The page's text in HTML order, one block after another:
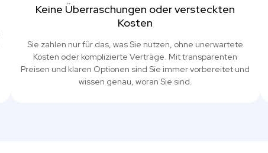
Keine Überraschungen oder versteckten
Kosten
Sie zahlen nur für das, was Sie nutzen, ohne unerwartete
Kosten oder komplizierte Verträge. Mit transparenten
Preisen und klaren Optionen sind Sie immer vorbereitet und
wissen genau, woran Sie sind.